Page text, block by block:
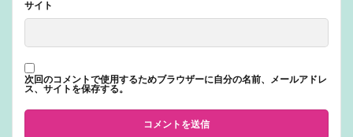
サイト
次回のコメントで使用するためブラウザーに自分の名前、メールアドレ
ス、サイトを保存する。